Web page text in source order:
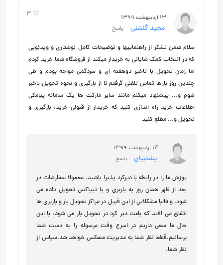
3 13 اردیبهشت 1399
مجید گلشنی پاسخ
سلام ضمن تشکر از راهنماییها و توضیحات کامل نوشتاری و ویدئویی
که در انتخاب کمک شایانی به خریدار میکند از فروشگاه شما خرید کردم
اما زمان تحویل با تاخیر دوهفته ای و سردگمی مواجه بودم و طی
چندین روز بارها تماس تلفنی گرفتم تا از بارگیری و نحوه تحویل باخبر
شوم و... پیشنهاد میکنم مانند سایر مارکت ها یک سامانه پیامکی
اطلاعات خرید راه اندازی کنید که خریدار از قبولی خرید، بارگیری و
تحویل و... مطلع کنید
14 اردیبهشت 1399
پشتیبان پاسخ
پوزش ما را در رابطه با دیرکرد پذیرا باشید. معمولا سفارشات در
بعد از ظهر همان روز به باربری و یا تیپاکس تحویل داده می
شود. و قالبا مشکلاتی از این قبیل در مراکز تحویل بار و باربری ها
اتفاق می افتد که باعث دیر کرد در تحویل بار می شود. با این
حال ما سعی داریم در اسرع وقت مرسوله را به دست شما
برسانیم.قطعا نظر شما به مدیریت منعکس خواهد شد.سپاس از
نظر شما.